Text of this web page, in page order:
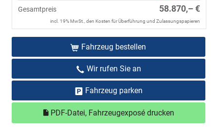
Gesamtpreis 58.870,– €
incl. 19% MwSt., den Kosten für Überführung und Zulassungspapieren
Fahrzeug bestellen
Wir rufen Sie an
Fahrzeug parken
PDF-Datei, Fahrzeugexposé drucken